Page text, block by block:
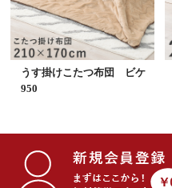
うす掛けこたつ布団 ビケ
950